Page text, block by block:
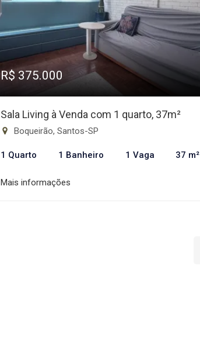
R$ 375.000
Sala Living à Venda com 1 quarto, 37m²
Boqueirão, Santos-SP
1 Quarto 1 Banheiro 1 Vaga 37 m²
Mais informações